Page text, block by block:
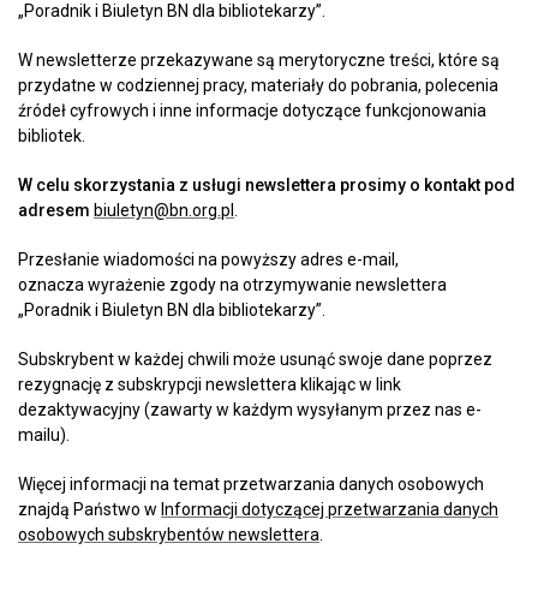
„Poradnik i Biuletyn BN dla bibliotekarzy”.
W newsletterze przekazywane są merytoryczne treści, które są
przydatne w codziennej pracy, materiały do pobrania, polecenia
źródeł cyfrowych i inne informacje dotyczące funkcjonowania
bibliotek.
W celu skorzystania z usługi newslettera prosimy o kontakt pod
adresem biuletyn@bn.org.pl
Przesłanie wiadomości na powyższy adres e-mail,
oznacza wyrażenie zgody na otrzymywanie newslettera
„Poradnik i Biuletyn BN dla bibliotekarzy”.
Subskrybent w każdej chwili może usunąć swoje dane poprzez
rezygnację z subskrypcji newslettera klikając w link
dezaktywacyjny (zawarty w każdym wysyłanym przez nas e-
mailu).
Więcej informacji na temat przetwarzania danych osobowych
znajdą Państwo w Informacji dotyczącej przetwarzania danych
osobowych subskrybentów newslettera